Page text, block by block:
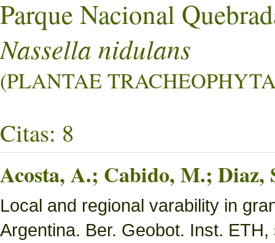
Parque Nacional
Nassella nidulans
(PLANTAE
Citas: 8
Acosta, A.; Cabido, M.; Diaz,
Local and regional varability in
Argentina. Ber. Geobot. Inst.